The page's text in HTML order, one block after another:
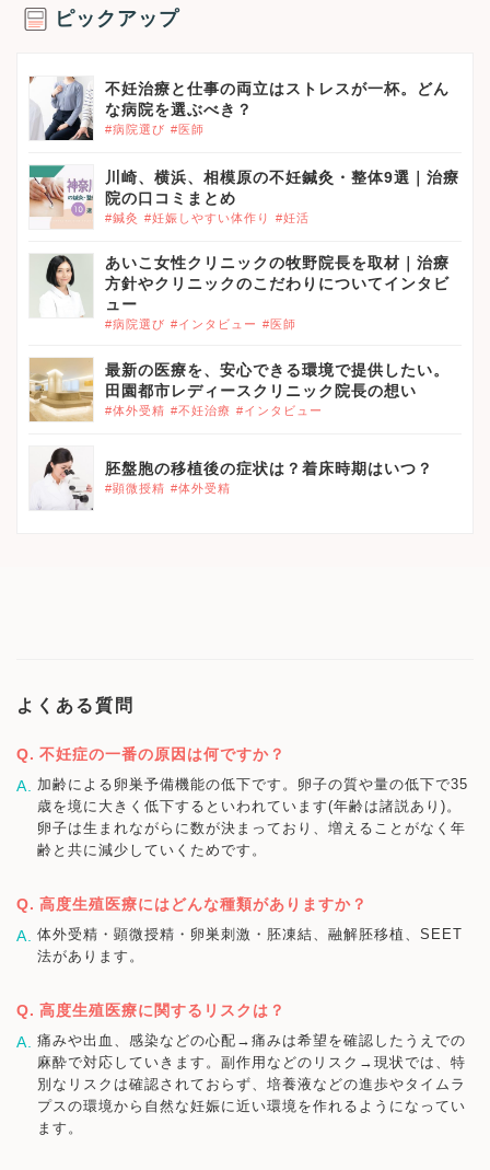
ピックアップ
不妊治療と仕事の両立はストレスが一杯。どん
な病院を選ぶべき？
#病院選び #医師
川崎、横浜、相模原の不妊鍼灸・整体9選｜治療
院の口コミまとめ
#鍼灸 #妊娠しやすい体作り #妊活
あいこ女性クリニックの牧野院長を取材｜治療
方針やクリニックのこだわりについてインタビ
ュー
#病院選び #インタビュー #医師
最新の医療を、安心できる環境で提供したい。
田園都市レディースクリニック院長の想い
#体外受精 #不妊治療 #インタビュー
胚盤胞の移植後の症状は？着床時期はいつ？
#顕微授精 #体外受精
よくある質問
不妊症の一番の原因は何ですか？
加齢による卵巣予備機能の低下です。卵子の質や量の低下で35
歳を境に大きく低下するといわれています(年齢は諸説あり)。
卵子は生まれながらに数が決まっており、増えることがなく年
齢と共に減少していくためです。
高度生殖医療にはどんな種類がありますか？
体外受精・顕微授精・卵巣刺激・胚凍結、融解胚移植、SEET
法があります。
高度生殖医療に関するリスクは？
痛みや出血、感染などの心配→痛みは希望を確認したうえでの
麻酔で対応していきます。副作用などのリスク→現状では、特
別なリスクは確認されておらず、培養液などの進歩やタイムラ
プスの環境から自然な妊娠に近い環境を作れるようになってい
ます。